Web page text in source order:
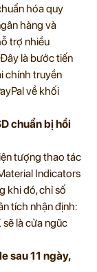
hóa quy
hàng và
trợ nhiều
là bước tiến
chính truyền
về khối
chuẩn bị hồi
tượng thao tác
Indicators
khi đó, chỉ số
tích nhận định:
là cửa ngũc
sau 11 ngày,